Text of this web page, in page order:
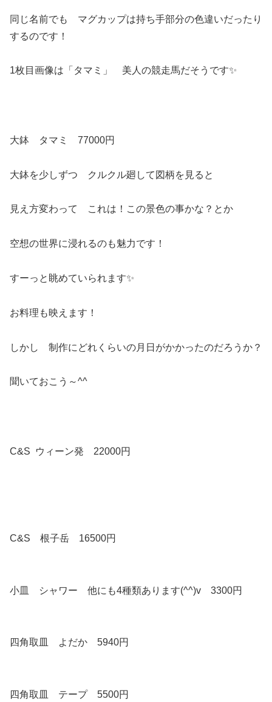
同じ名前でも マグカップは持ち手部分の色違いだったり
するのです！
1枚目画像は「タマミ」 美人の競走馬だそうです✨
大鉢 タマミ 77000円
大鉢を少しずつ クルクル廻して図柄を見ると
見え方変わって これは！この景色の事かな？とか
空想の世界に浸れるのも魅力です！
すーっと眺めていられます✨
お料理も映えます！
しかし 制作にどれくらいの月日がかかったのだろうか？
聞いておこう～^^
C&S ウィーン発 22000円
C&S 根子岳 16500円
小皿 シャワー 他にも4種類あります(^^)v 3300円
四角取皿 よだか 5940円
四角取皿 テープ 5500円